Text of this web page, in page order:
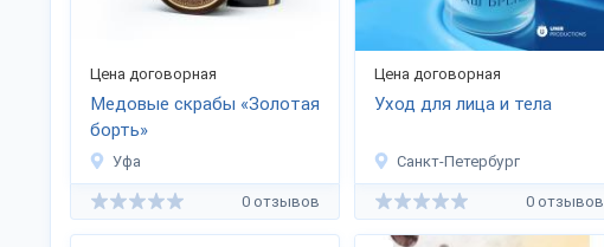
Цена договорная
Медовые скрабы «Золотая
борть»
Уфа
0 отзывов
Цена договорная
Уход для лица и тела
Санкт-Петербург
0 отзывов